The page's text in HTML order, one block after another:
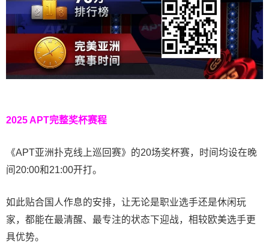
2025 APT完整奖杯赛程
《APT亚洲扑克线上巡回赛》的20场奖杯赛，时间均设在晚
间20:00和21:00开打。
如此贴合国人作息的安排，让无论是职业选手还是休闲玩
家，都能在最清醒、最专注的状态下迎战，相较欧美选手更
具优势。